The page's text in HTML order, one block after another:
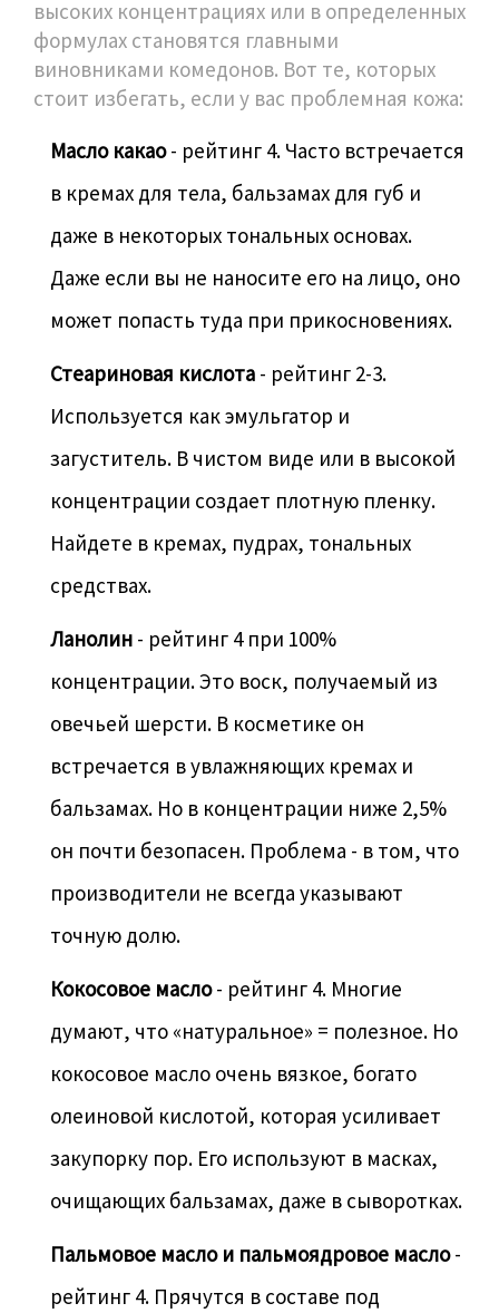
высоких концентрациях или в определенных
формулах становятся главными
виновниками комедонов. Вот те, которых
стоит избегать, если у вас проблемная кожа:
Масло какао- рейтинг 4. Часто встречается
в кремах для тела, бальзамах для губ и
даже в некоторых тональных основах.
Даже если вы не наносите его на лицо, оно
может попасть туда при прикосновениях.
Стеариновая кислота - рейтинг 2-3.
Используется как эмульгатор и
загуститель. В чистом виде или в высокой
концентрации создает плотную пленку.
Найдете в кремах, пудрах, тональных
средствах.
Ланолин - рейтинг 4 при 100%
концентрации. Это воск, получаемый из
овечьей шерсти. В косметике он
встречается в увлажняющих кремах и
бальзамах. Но в концентрации ниже 2,5%
он почти безопасен. Проблема - в том, что
производители не всегда указывают
точную долю.
Кокосовое масло- рейтинг 4. Многие
думают, что «натуральное» = полезное. Но
кокосовое масло очень вязкое, богато
олеиновой кислотой, которая усиливает
закупорку пор. Его используют в масках,
очищающих бальзамах, даже в сыворотках.
Пальмовое масло и пальмоядровое масло-
рейтинг 4. Прячутся в составе под